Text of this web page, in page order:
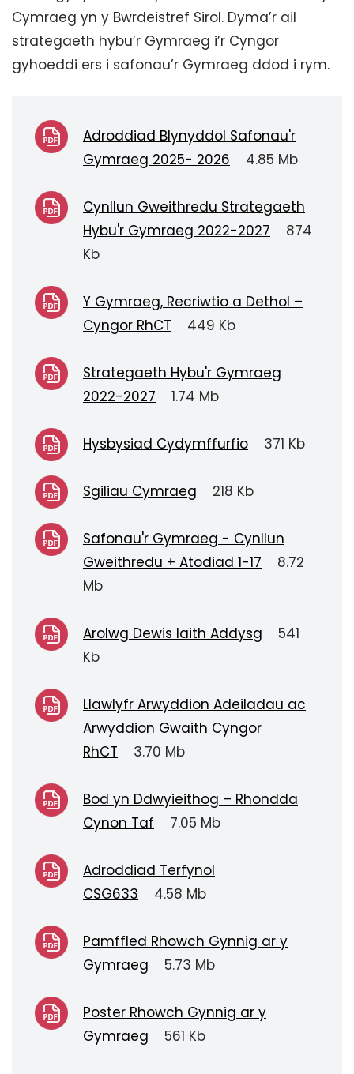
Cymraeg yn y Bwrdeistref Sirol. Dyma’r ail
strategaeth hybu’r Gymraeg i’r Cyngor
gyhoeddi ers i safonau’r Gymraeg ddod i rym.
Adroddiad Blynyddol Safonau'r
Gymraeg 2025- 2026
4.85 Mb
Cynllun Gweithredu Strategaeth
Hybu'r Gymraeg 2022-2027
874
Kb
Y Gymraeg, Recriwtio a Dethol –
Cyngor RhCT
449 Kb
Strategaeth Hybu'r Gymraeg
2022-2027
1.74 Mb
Hysbysiad Cydymffurfio 371 Kb
Sgiliau Cymraeg 218 Kb
Safonau'r Gymraeg - Cynllun
Gweithredu + Atodiad 1-17
8.72
Mb
Arolwg Dewis Iaith Addysg
541
Kb
Llawlyfr Arwyddion Adeiladau ac
Arwyddion Gwaith Cyngor
RhCT
3.70 Mb
Bod yn Ddwyieithog – Rhondda
Cynon Taf
7.05 Mb
Adroddiad Terfynol
CSG633
4.58 Mb
Pamffled Rhowch Gynnig ar y
Gymraeg
5.73 Mb
Poster Rhowch Gynnig ar y
Gymraeg
561 Kb